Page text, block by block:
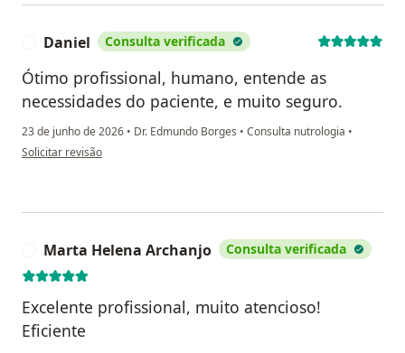
Daniel Consulta verificada
Ótimo profissional, humano, entende as
necessidades do paciente, e muito seguro.
23 de junho de 2026 • Dr. Edmundo Borges • Consulta nutrologia •
na opinião do utilizador Daniel
Solicitar revisão
Marta Helena Archanjo Consulta verificada
Excelente profissional, muito atencioso!
Eficiente